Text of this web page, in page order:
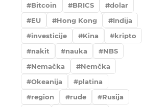
Bitcoin
BRICS
dolar
EU
Hong Kong
Indija
investicije
Kina
kripto
nakit
nauka
NBS
Nemačka
Nemčka
Okeanija
platina
region
rude
Rusija